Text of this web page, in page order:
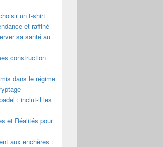
un t-shirt
et raffiné
sa santé au
construction
dans le régime
: inclut-il les
et Réalités pour
aux enchères :